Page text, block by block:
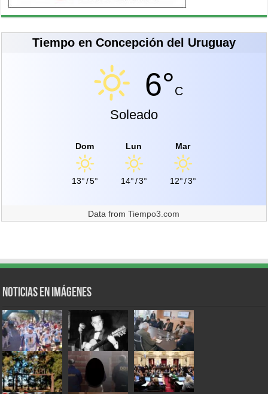
Tiempo en Concepción del Uruguay
6°C
Soleado
Dom
13°/5°
Lun
14°/3°
Mar
12°/3°
Data fromTiempo3.com
Noticias en Imágenes